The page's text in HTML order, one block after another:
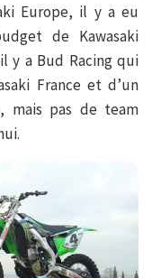
Europe, il y a eu
de Kawasaki
y a Bud Racing qui
France et d’un
mais pas de team